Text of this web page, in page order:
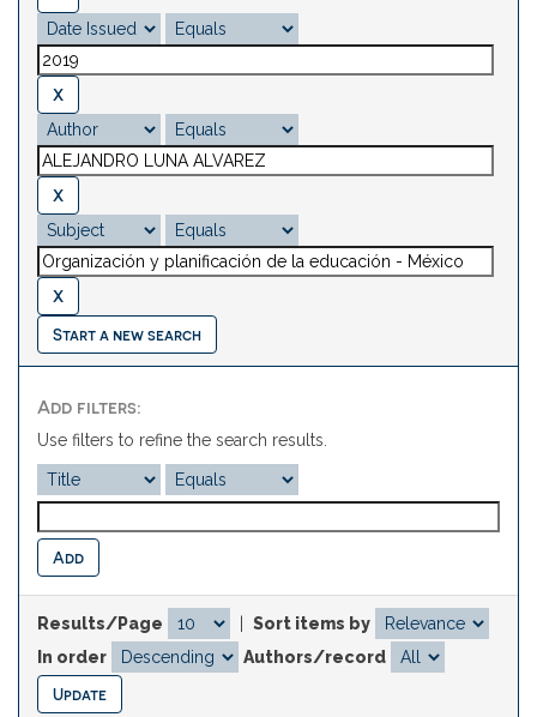
Start a new search
Add filters:
Use filters to refine the search results.
Results/Page
Sort items by
In order
Authors/record